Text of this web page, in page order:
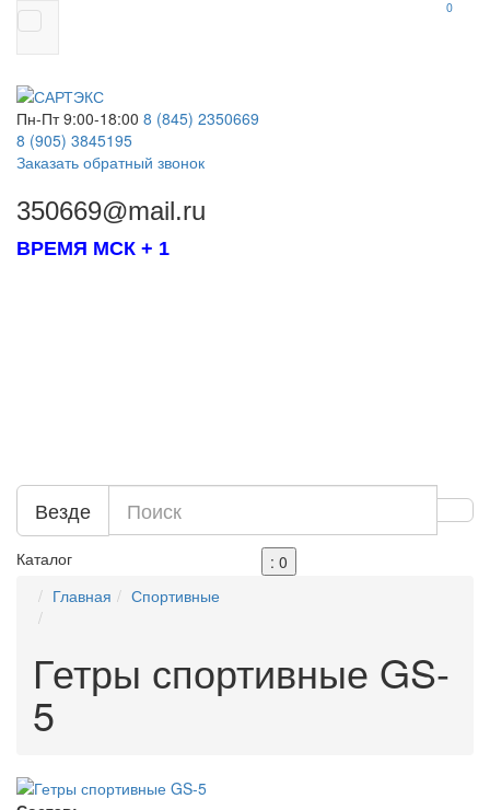
0
Пн-Пт 9:00-18:00 8 (845) 2350669
8 (905) 3845195
Заказать обратный звонок
350669@mail.ru
ВРЕМЯ МСК + 1
Везде
Каталог
: 0
Главная
Спортивные
Гетры спортивные GS-
5